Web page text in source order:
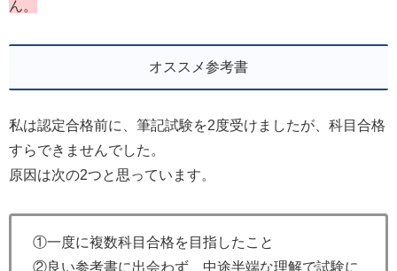
ん。
オススメ参考書
私は認定合格前に、筆記試験を2度受けましたが、科目合格
すらできませんでした。
原因は次の2つと思っています。
①一度に複数科目合格を目指したこと
②良い参考書に出会わず、中途半端な理解で試験に